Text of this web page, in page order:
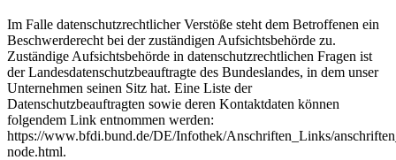
Im Falle datenschutzrechtlicher Verstöße steht dem Betroffenen ein
Beschwerderecht bei der zuständigen Aufsichtsbehörde zu.
Zuständige Aufsichtsbehörde in datenschutzrechtlichen Fragen ist
der Landesdatenschutzbeauftragte des Bundeslandes, in dem unser
Unternehmen seinen Sitz hat. Eine Liste der
Datenschutzbeauftragten sowie deren Kontaktdaten können
folgendem Link entnommen werden:
https://www.bfdi.bund.de/DE/Infothek/Anschriften_Links/
node.html.